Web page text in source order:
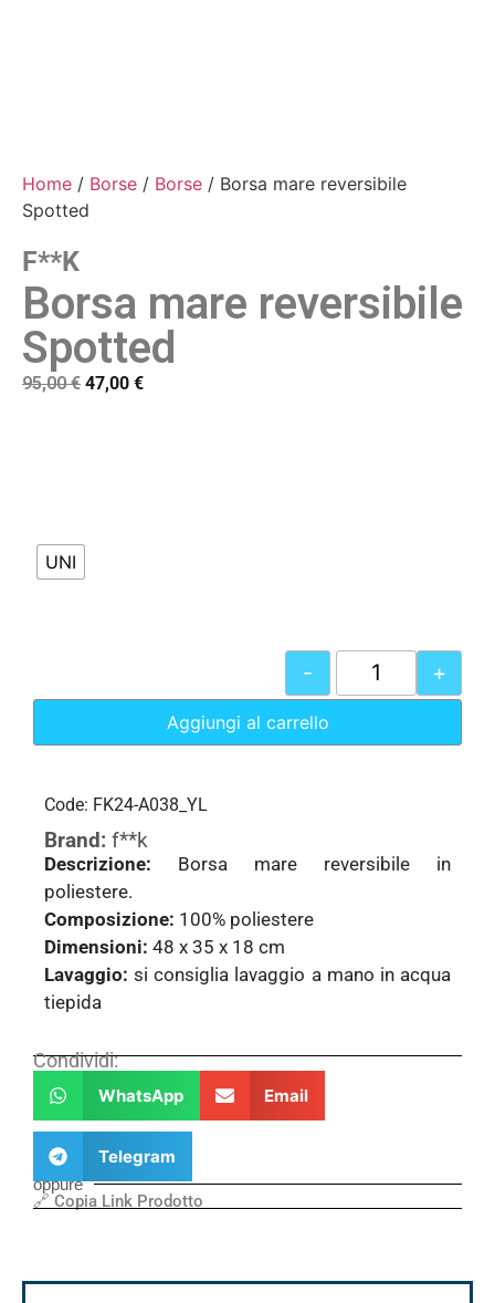
Home / Borse / Borse / Borsa mare reversibile
Spotted
F**k
Borsa mare reversibile
Spotted
95,00€ 47,00 €
UNI
- +
Aggiungi al carrello
Code: FK24-A038_YL
Brand: f**k
Descrizione: Borsa mare reversibile in
poliestere.
Composizione: 100% poliestere
Dimensioni: 48 x 35 x 18 cm
Lavaggio: si consiglia lavaggio a mano in acqua
tiepida
Condividi:
WhatsApp Email
Telegram
oppure
🔗 Copia Link Prodotto